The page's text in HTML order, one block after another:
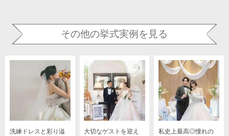
その他の挙式実例を見る
洗練ドレスと彩り溢
大切なゲストを迎え
私史上最高◎憧れの